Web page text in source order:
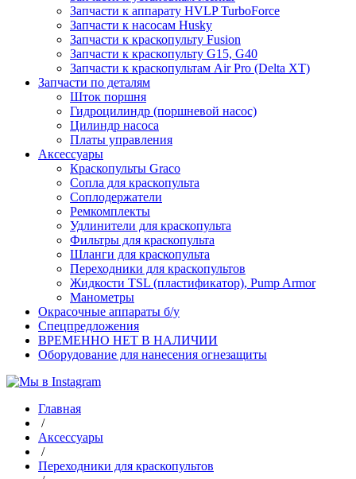
Запчасти к аппарату HVLP TurboForce
Запчасти к насосам Husky
Запчасти к краскопульту Fusion
Запчасти к краскопульту G15, G40
Запчасти к краскопультам Air Pro (Delta XT)
Запчасти по деталям
Шток поршня
Гидроцилиндр (поршневой насос)
Цилиндр насоса
Платы управления
Аксессуары
Краскопульты Graco
Сопла для краскопульта
Соплодержатели
Ремкомплекты
Удлинители для краскопульта
Фильтры для краскопульта
Шланги для краскопульта
Переходники для краскопультов
Жидкости TSL (пластификатор), Pump Armor
Манометры
Окрасочные аппараты б/у
Спецпредложения
ВРЕМЕННО НЕТ В НАЛИЧИИ
Оборудование для нанесения огнезащиты
Главная
/
Аксессуары
/
Переходники для краскопультов